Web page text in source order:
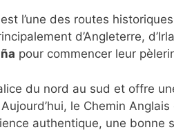
est l’une des routes
d’Angleterre,
pour commencer leur
du nord au sud et offre
le Chemin
authentique, une